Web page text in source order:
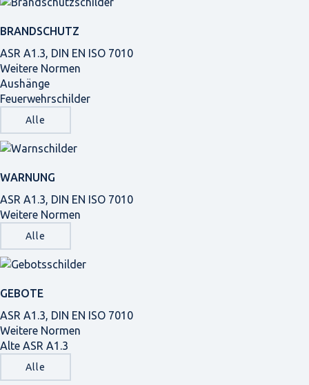
BRANDSCHUTZ
ASR A1.3, DIN EN ISO 7010
Weitere Normen
Aushänge
Feuerwehrschilder
Alle
WARNUNG
ASR A1.3, DIN EN ISO 7010
Weitere Normen
Alle
GEBOTE
ASR A1.3, DIN EN ISO 7010
Weitere Normen
Alte ASR A1.3
Alle